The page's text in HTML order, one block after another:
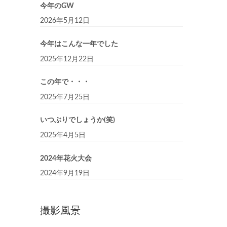
今年のGW
2026年5月12日
今年はこんな一年でした
2025年12月22日
この年で・・・
2025年7月25日
いつぶりでしょうか(笑)
2025年4月5日
2024年花火大会
2024年9月19日
撮影風景